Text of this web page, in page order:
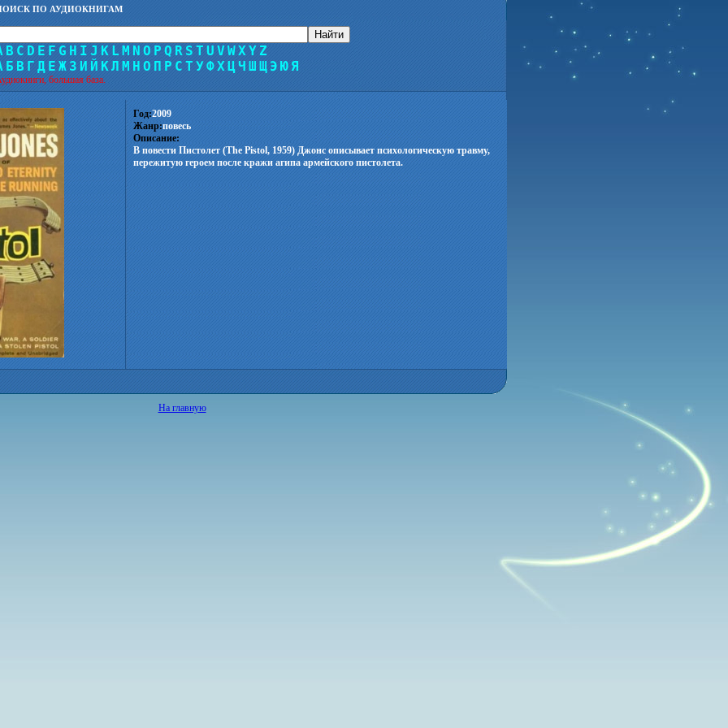
ПО АУДИОКНИГАМ
B C D E F G H I J K L M N O P Q R S T U V WXYZ
Б В Г Д Е Ж З И Й КЛ М Н О П Р С Т УФХ ЦЧ Ш Щ Э ЮЯ
большая база.
Год:2009
Жанр:повесь
Описание:
В повести Пистолет (The Pistol, 1959) Джонс описывает психологическую травму,
пережитую героем после кражи агипа армейского пистолета.
На главную